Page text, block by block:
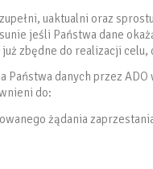
uaktualni oraz
jeśli Państwa dane
zbędne do realizacji
Państwa danych przez
do:
żądania